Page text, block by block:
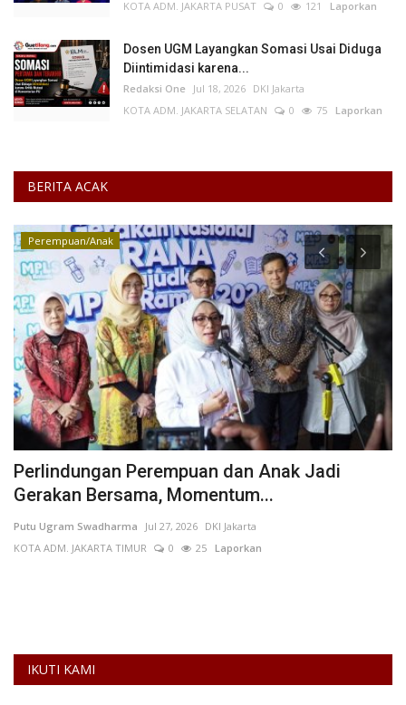
KOTA ADM. JAKARTA PUSAT
0 121 Laporkan
Dosen UGM Layangkan Somasi Usai Diduga
Diintimidasi karena...
Redaksi One Jul 18, 2026 DKI Jakarta
KOTA ADM. JAKARTA SELATAN
0 75 Laporkan
BERITA ACAK
Perempuan/Anak
Perlindungan Perempuan dan Anak Jadi
Gerakan Bersama, Momentum...
Putu Ugram Swadharma Jul 27, 2026 DKI Jakarta
KOTA ADM. JAKARTA TIMUR
0 25 Laporkan
IKUTI KAMI